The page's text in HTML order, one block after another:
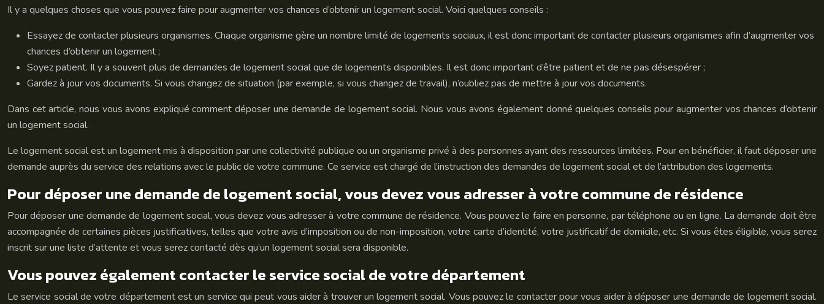
Il y a quelques choses que vous pouvez faire pour augmenter vos chances d’obtenir un logement social. Voici quelques conseils :
Essayez de contacter plusieurs organismes. Chaque organisme gère un nombre limité de logements sociaux, il est donc important de contacter plusieurs organismes afin d’augmenter vos
chances d’obtenir un logement ;
Soyez patient. Il y a souvent plus de demandes de logement social que de logements disponibles. Il est donc important d’être patient et de ne pas désespérer ;
Gardez à jour vos documents. Si vous changez de situation (par exemple, si vous changez de travail), n’oubliez pas de mettre à jour vos documents.
Dans cet article, nous vous avons expliqué comment déposer une demande de logement social. Nous vous avons également donné quelques conseils pour augmenter vos chances d’obtenir
un logement social.
Le logement social est un logement mis à disposition par une collectivité publique ou un organisme privé à des personnes ayant des ressources limitées. Pour en bénéficier, il faut déposer une
demande auprès du service des relations avec le public de votre commune. Ce service est chargé de l’instruction des demandes de logement social et de l’attribution des logements.
Pour déposer une demande de logement social, vous devez vous adresser à votre commune de résidence
Pour déposer une demande de logement social, vous devez vous adresser à votre commune de résidence. Vous pouvez le faire en personne, par téléphone ou en ligne. La demande doit être
accompagnée de certaines pièces justificatives, telles que votre avis d’imposition ou de non-imposition, votre carte d’identité, votre justificatif de domicile, etc. Si vous êtes éligible, vous serez
inscrit sur une liste d’attente et vous serez contacté dès qu’un logement social sera disponible.
Vous pouvez également contacter le service social de votre département
Le service social de votre département est un service qui peut vous aider à trouver un logement social. Vous pouvez le contacter pour vous aider à déposer une demande de logement social.